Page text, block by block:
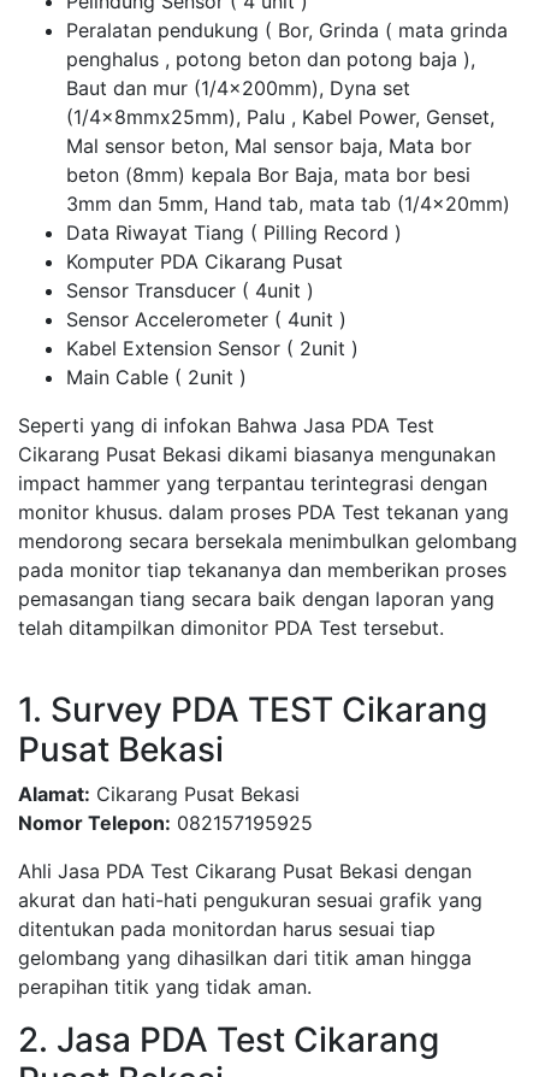
Peralatan pendukung ( Bor, Grinda ( mata grinda
penghalus , potong beton dan potong baja ),
Baut dan mur (1/4x200mm), Dyna set
(1/4x8mmx25mm), Palu , Kabel Power, Genset,
Mal sensor beton, Mal sensor baja, Mata bor
beton (8mm) kepala Bor Baja, mata bor besi
3mm dan 5mm, Hand tab, mata tab (1/4x20mm)
Data Riwayat Tiang ( Pilling Record )
Komputer PDA Cikarang Pusat
Sensor Transducer ( 4unit )
Sensor Accelerometer ( 4unit )
Kabel Extension Sensor ( 2unit )
Main Cable ( 2unit )
Seperti yang di infokan Bahwa Jasa PDA Test
Cikarang Pusat Bekasi dikami biasanya mengunakan
impact hammer yang terpantau terintegrasi dengan
monitor khusus. dalam proses PDA Test tekanan yang
mendorong secara bersekala menimbulkan gelombang
pada monitor tiap tekananya dan memberikan proses
pemasangan tiang secara baik dengan laporan yang
telah ditampilkan dimonitor PDA Test tersebut.
1. Survey PDA TEST Cikarang
Pusat Bekasi
Alamat: Cikarang Pusat Bekasi
Nomor Telepon: 082157195925
Ahli Jasa PDA Test Cikarang Pusat Bekasi dengan
akurat dan hati-hati pengukuran sesuai grafik yang
ditentukan pada monitordan harus sesuai tiap
gelombang yang dihasilkan dari titik aman hingga
perapihan titik yang tidak aman.
2. Jasa PDA Test Cikarang